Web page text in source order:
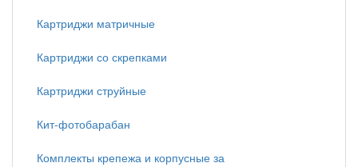
Картриджи матричные
Картриджи со скрепками
Картриджи струйные
Кит-фотобарабан
Комплекты крепежа и корпусные за